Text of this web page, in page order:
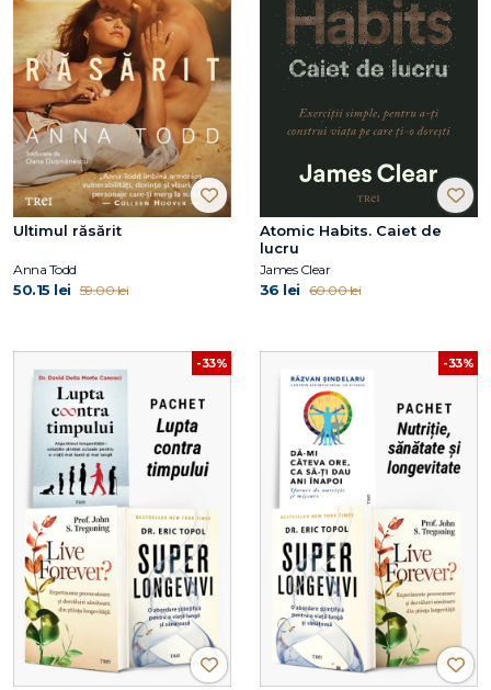
Ultimul răsărit
Anna Todd
50.15 lei 59.00 lei
Atomic Habits. Caiet de
lucru
James Clear
36 lei 60.00 lei
-33% -33%